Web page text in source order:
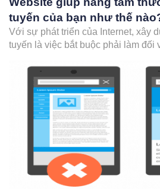
tuyến của bạn như thế
Với sự phát triển của Internet, xây
tuyến là việc bắt buộc phải làm đối
trong những chiến lược phát triển
doanh nghiệp. Cũng giống như